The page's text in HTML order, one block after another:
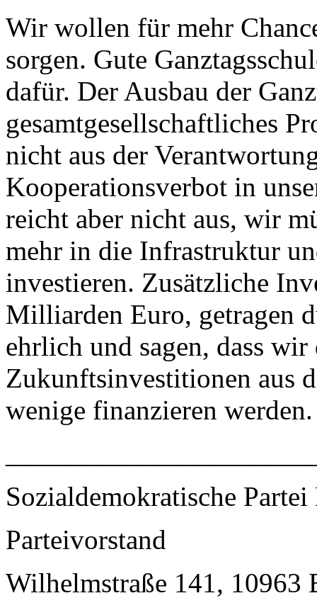
Wir wollen für mehr
sorgen. Gute
dafür. Der Ausbau der
gesamtgesellschaftliches
nicht aus der
Kooperationsverbot in
reicht aber nicht aus, wir
mehr in die Infrastruktur
investieren. Zusätzliche
Milliarden Euro, getragen
ehrlich und sagen, dass
Zukunftsinvestitionen aus
wenige finanzieren werden.
Sozialdemokratische Partei
Parteivorstand
Wilhelmstraße 141, 10963